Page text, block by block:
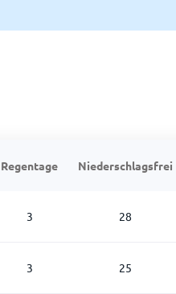
Regentage Niederschlagsfrei
3 28
3 25